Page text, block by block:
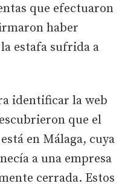
que efectuaron
haber
estafa sufrida a
identificar la web
que el
en Málaga, cuya
a una empresa
cerrada. Estos